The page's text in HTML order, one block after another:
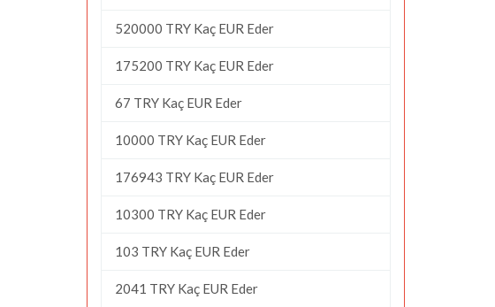
520000 TRY Kaç EUR Eder
175200 TRY Kaç EUR Eder
67 TRY Kaç EUR Eder
10000 TRY Kaç EUR Eder
176943 TRY Kaç EUR Eder
10300 TRY Kaç EUR Eder
103 TRY Kaç EUR Eder
2041 TRY Kaç EUR Eder